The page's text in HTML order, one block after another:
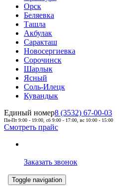
Орск
Беляевка
Ташла
Акбулак
Саракташ
Новосергиевка
Сорочинск
Шарлык
Ясный
Соль-Илецк
Кувандык
Единый номер8 (3532) 67-00-03
Пн-Пт 9:00 - 19:00, сб 9:00 - 17:00, вс 10:00 - 15:00
Смотреть прайс
Заказать звонок
Toggle navigation